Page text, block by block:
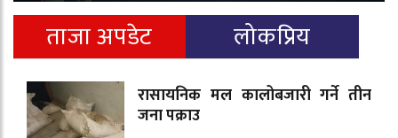
ताजा अपडेट लोकप्रिय
रासायनिक मल कालोबजारी गर्ने तीन
जना पक्राउ